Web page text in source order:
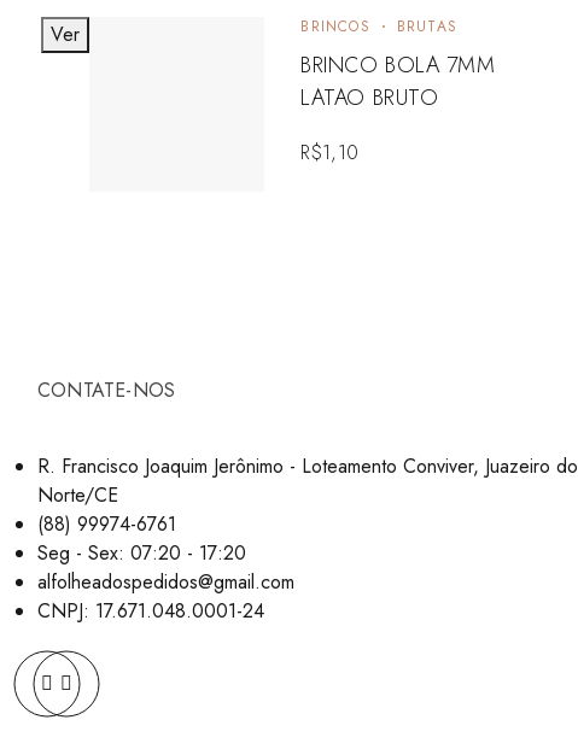
BRINCOS BRUTAS
BRINCO BOLA 7MM
LATAO BRUTO
R$1,10
Ver
CONTATE-NOS
R. Francisco Joaquim Jerônimo - Loteamento Conviver, Juazeiro do
Norte/CE
(‪88) 99974-6761‬
Seg - Sex: 07:20 - 17:20
alfolheadospedidos@gmail.com
CNPJ: 17.671.048.0001-24